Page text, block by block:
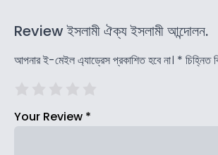
Review ইসলামী ঐক্য ইসলামী আন্দোলন.
আপনার ই-মেইল এ্যাড্রেস প্রকাশিত হবে না। *
Your Review *